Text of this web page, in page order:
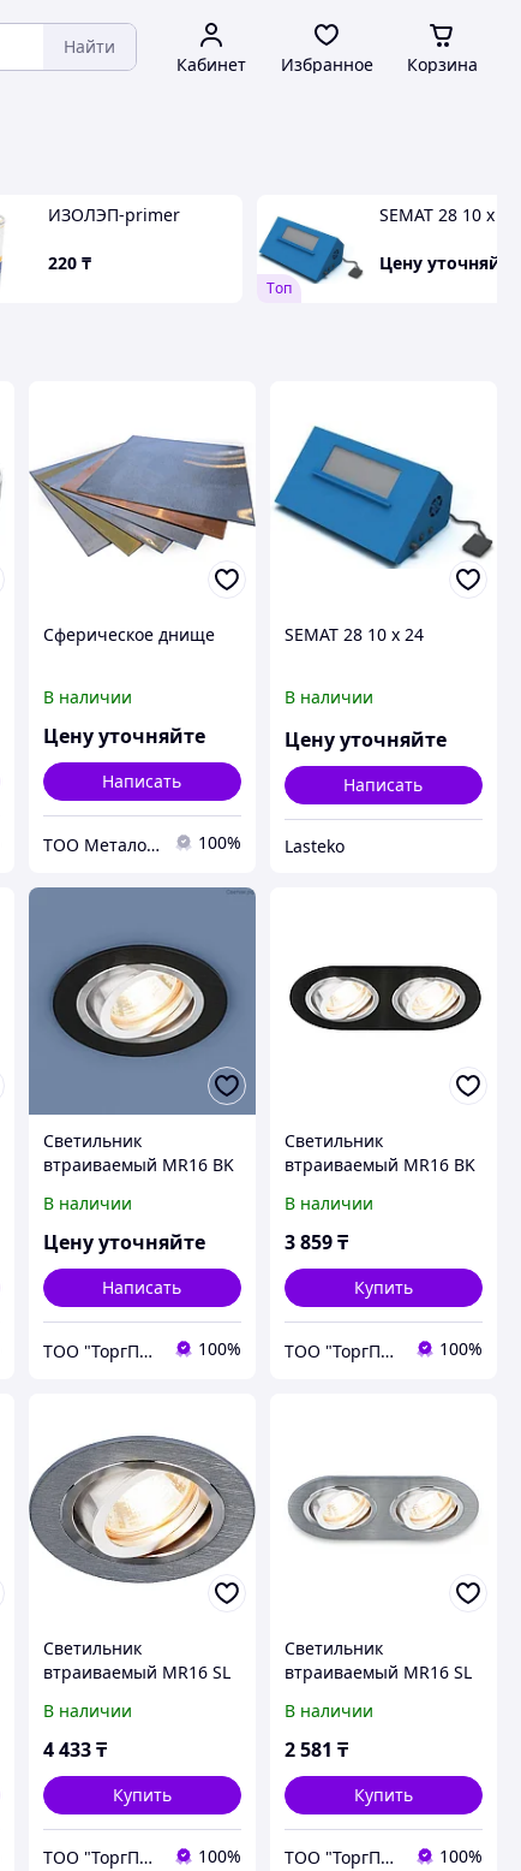
Найти
Кабинет Избранное Корзина
ИЗОЛЭП-primer
220 ₸
Tоп
SEMAT 28 10 х 24
Цену уточняйте
Сферическое днище
В наличии
Цену уточняйте
Написать
ТОО Металон 2017 100%
SEMAT 28 10 х 24
В наличии
Цену уточняйте
Написать
Lasteko
Светильник
втраиваемый MR16 BK
В наличии
Цену уточняйте
Написать
ТОО "ТоргПром" 100%
Светильник
втраиваемый MR16 BK
В наличии
3 859₸
Купить
ТОО "ТоргПром" 100%
Светильник
втраиваемый MR16 SL
В наличии
4 433 ₸
Купить
ТОО "ТоргПром" 100%
Светильник
втраиваемый MR16 SL
В наличии
2 581 ₸
Купить
ТОО "ТоргПром" 100%